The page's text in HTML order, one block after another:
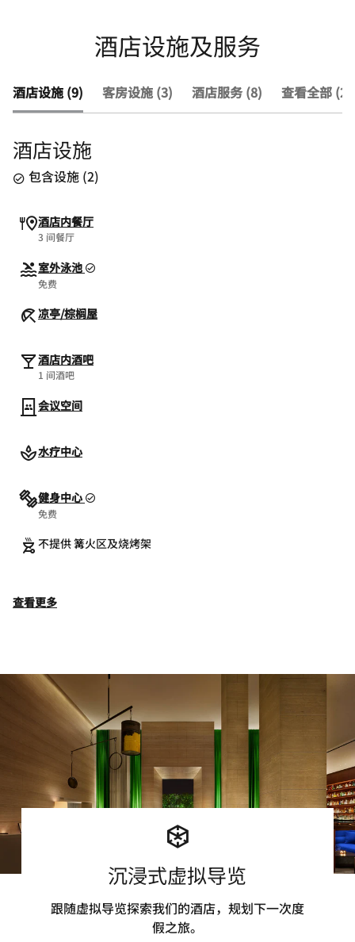
酒店设施及服务
酒店设施 (9) 客房设施 (3) 酒店服务 (8) 查看全部
酒店设施
包含设施 (2)
酒店内餐厅
3 间餐厅
室外泳池
免费
凉亭/棕榈屋
酒店内酒吧
1 间酒吧
会议空间
水疗中心
健身中心
免费
不提供 篝火区及烧烤架
查看更多
沉浸式虚拟导览
跟随虚拟导览探索我们的酒店，规划下一次度
假之旅。